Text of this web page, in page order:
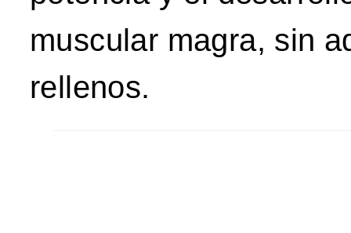
muscular magra, sin
rellenos.